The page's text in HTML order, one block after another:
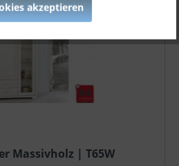
Massivholz | T65W
akzeptieren